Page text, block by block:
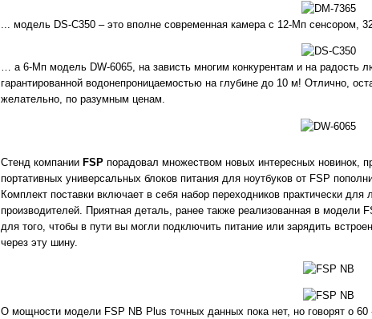
... модель DS-C350 – это вполне современная камера с 12-Мп сенсором,
… а 6-Мп модель DW-6065, на зависть многим конкурентам и на радость
гарантированной водонепроницаемостью на глубине до 10 м! Отлично,
желательно, по разумным ценам.
Стенд компании FSPпорадовал множеством новых интересных новинок,
портативных универсальных блоков питания для ноутбуков от FSP
Комплект поставки включает в себя набор переходников практически
производителей. Приятная деталь, ранее также реализованная в
для того, чтобы в пути вы могли подключить питание или зарядить
через эту шину.
О мощности модели FSP NB Plus точных данных пока нет, но говорят о